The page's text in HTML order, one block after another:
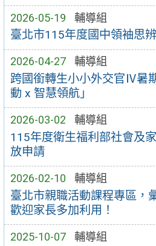
2026-05-19 輔導組
臺北市115年度國中領袖思
2026-04-27 輔導組
跨國銜轉生小小外交官Ⅳ暑
動 x 智慧領航」
2026-03-02 輔導組
115年度衛生福利部社會及
放申請
2026-02-10 輔導組
臺北市親職活動課程專區，
歡迎家長多加利用！
2025-10-07 輔導組